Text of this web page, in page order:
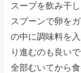
スープを飲み干
スプーンで卵を
の中に調味料を
り進むのも良い
全部むいてから